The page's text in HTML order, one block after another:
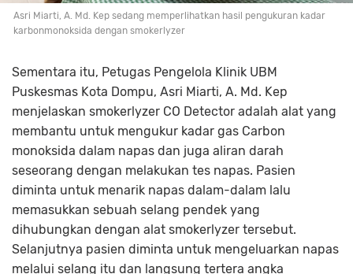
Asri Miarti, A. Md. Kep sedang memperlihatkan hasil pengukuran kadar
karbonmonoksida dengan smokerlyzer
Sementara itu, Petugas Pengelola Klinik UBM
Puskesmas Kota Dompu, Asri Miarti, A. Md. Kep
menjelaskan smokerlyzer CO Detector adalah alat yang
membantu untuk mengukur kadar gas Carbon
monoksida dalam napas dan juga aliran darah
seseorang dengan melakukan tes napas. Pasien
diminta untuk menarik napas dalam-dalam lalu
memasukkan sebuah selang pendek yang
dihubungkan dengan alat smokerlyzer tersebut.
Selanjutnya pasien diminta untuk mengeluarkan napas
melalui selang itu dan langsung tertera angka